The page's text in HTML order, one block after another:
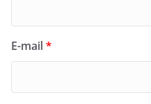
E-mail*